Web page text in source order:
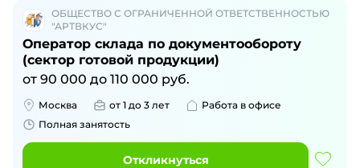
ОБЩЕСТВО С ОГРАНИЧЕННОЙ ОТВЕТСТВЕННОСТЬЮ
"АРТВКУС"
Оператор склада по документообороту
(сектор готовой продукции)
от 90 000 до 110 000 руб.
Москва от 1 до 3 лет
Работа в офисе
Полная занятость
Откликнуться